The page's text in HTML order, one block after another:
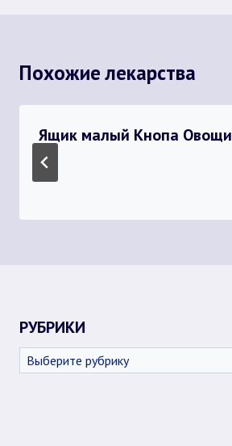
Похожие лекарства
Ящик малый Кнопа Овощи
РУБРИКИ
Рубрики